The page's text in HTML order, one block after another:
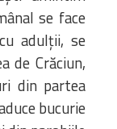
se face
adulții, se
de Crăciun,
din partea
bucurie